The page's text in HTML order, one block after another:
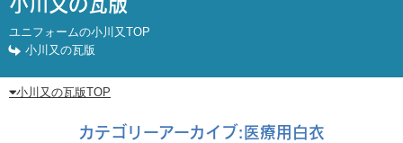
ユニフォームの小川又TOP
小川又の瓦版
小川又の瓦版TOP
カテゴリーアーカイブ: 医療用白衣